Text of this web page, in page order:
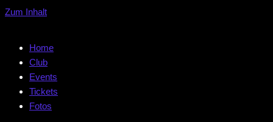
Zum Inhalt
Home
Club
Events
Tickets
Fotos